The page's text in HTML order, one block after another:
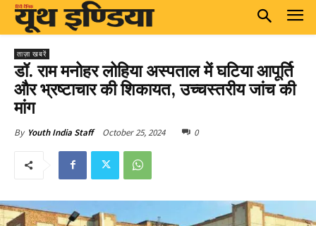
ताज़ा खबरें
डॉ. राम मनोहर लोहिया अस्पताल में घटिया आपूर्ति
और भ्रष्टाचार की शिकायत, उच्चस्तरीय जांच की
मांग
By Youth India Staff October 25, 2024 0